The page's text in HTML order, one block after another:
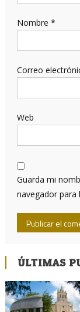
Nombre *
Correo
Web
Guarda mi
navegador para
ÚLTIMAS